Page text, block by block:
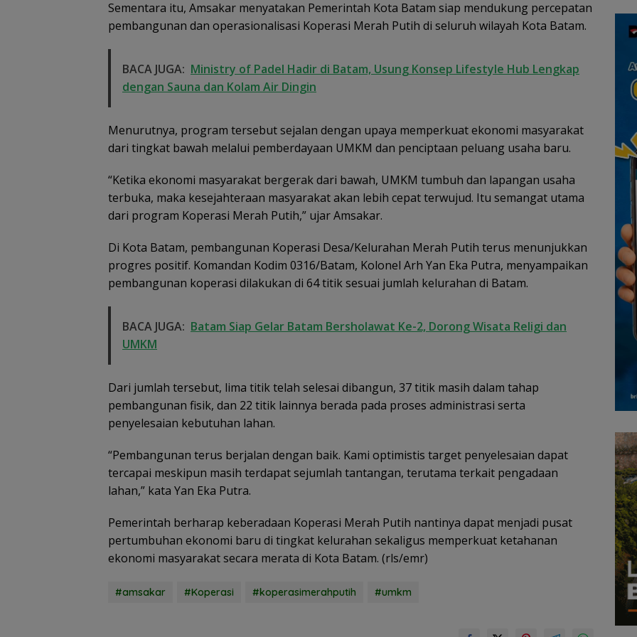
Sementara itu, Amsakar menyatakan Pemerintah Kota Batam siap mendukung percepatan
pembangunan dan operasionalisasi Koperasi Merah Putih di seluruh wilayah Kota Batam.
BACA JUGA: Ministry of Padel Hadir di Batam, Usung Konsep Lifestyle Hub Lengkap
dengan Sauna dan Kolam Air Dingin
Menurutnya, program tersebut sejalan dengan upaya memperkuat ekonomi masyarakat
dari tingkat bawah melalui pemberdayaan UMKM dan penciptaan peluang usaha baru.
“Ketika ekonomi masyarakat bergerak dari bawah, UMKM tumbuh dan lapangan usaha
terbuka, maka kesejahteraan masyarakat akan lebih cepat terwujud. Itu semangat utama
dari program Koperasi Merah Putih,” ujar Amsakar.
Di Kota Batam, pembangunan Koperasi Desa/Kelurahan Merah Putih terus menunjukkan
progres positif. Komandan Kodim 0316/Batam, Kolonel Arh Yan Eka Putra, menyampaikan
pembangunan koperasi dilakukan di 64 titik sesuai jumlah kelurahan di Batam.
BACA JUGA: Batam Siap Gelar Batam Bersholawat Ke-2, Dorong Wisata Religi dan
UMKM
Dari jumlah tersebut, lima titik telah selesai dibangun, 37 titik masih dalam tahap
pembangunan fisik, dan 22 titik lainnya berada pada proses administrasi serta
penyelesaian kebutuhan lahan.
“Pembangunan terus berjalan dengan baik. Kami optimistis target penyelesaian dapat
tercapai meskipun masih terdapat sejumlah tantangan, terutama terkait pengadaan
lahan,” kata Yan Eka Putra.
Pemerintah berharap keberadaan Koperasi Merah Putih nantinya dapat menjadi pusat
pertumbuhan ekonomi baru di tingkat kelurahan sekaligus memperkuat ketahanan
ekonomi masyarakat secara merata di Kota Batam. (rls/emr)
#amsakar #Koperasi #koperasimerahputih #umkm
Lingga Akibat Kebun
Sawit
Kepulauan Riau
Nilai Pengorbanan
dan Solidaritas